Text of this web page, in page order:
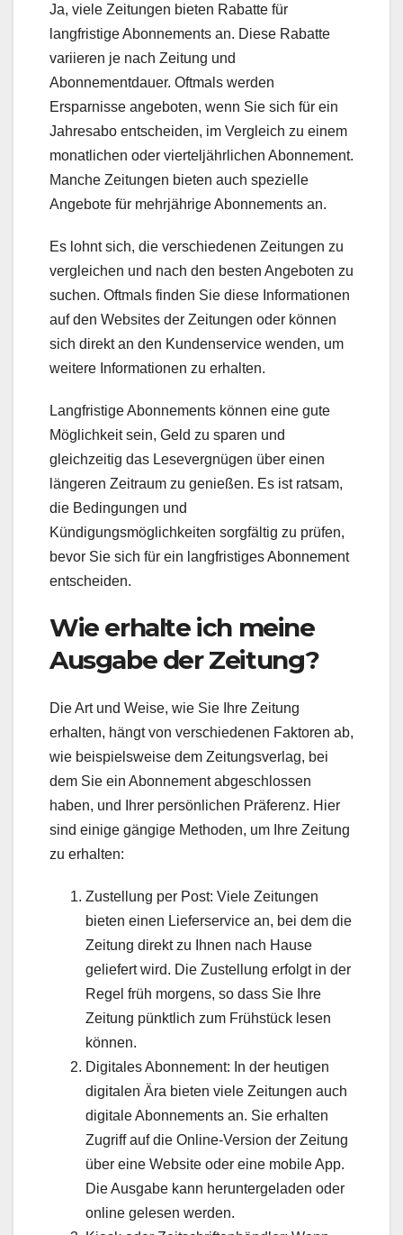
Ja, viele Zeitungen bieten Rabatte für
langfristige Abonnements an. Diese Rabatte
variieren je nach Zeitung und
Abonnementdauer. Oftmals werden
Ersparnisse angeboten, wenn Sie sich für ein
Jahresabo entscheiden, im Vergleich zu einem
monatlichen oder vierteljährlichen Abonnement.
Manche Zeitungen bieten auch spezielle
Angebote für mehrjährige Abonnements an.
Es lohnt sich, die verschiedenen Zeitungen zu
vergleichen und nach den besten Angeboten zu
suchen. Oftmals finden Sie diese Informationen
auf den Websites der Zeitungen oder können
sich direkt an den Kundenservice wenden, um
weitere Informationen zu erhalten.
Langfristige Abonnements können eine gute
Möglichkeit sein, Geld zu sparen und
gleichzeitig das Lesevergnügen über einen
längeren Zeitraum zu genießen. Es ist ratsam,
die Bedingungen und
Kündigungsmöglichkeiten sorgfältig zu prüfen,
bevor Sie sich für ein langfristiges Abonnement
entscheiden.
Wie erhalte ich meine
Ausgabe der Zeitung?
Die Art und Weise, wie Sie Ihre Zeitung
erhalten, hängt von verschiedenen Faktoren ab,
wie beispielsweise dem Zeitungsverlag, bei
dem Sie ein Abonnement abgeschlossen
haben, und Ihrer persönlichen Präferenz. Hier
sind einige gängige Methoden, um Ihre Zeitung
zu erhalten:
Zustellung per Post: Viele Zeitungen
bieten einen Lieferservice an, bei dem die
Zeitung direkt zu Ihnen nach Hause
geliefert wird. Die Zustellung erfolgt in der
Regel früh morgens, so dass Sie Ihre
Zeitung pünktlich zum Frühstück lesen
können.
Digitales Abonnement: In der heutigen
digitalen Ära bieten viele Zeitungen auch
digitale Abonnements an. Sie erhalten
Zugriff auf die Online-Version der Zeitung
über eine Website oder eine mobile App.
Die Ausgabe kann heruntergeladen oder
online gelesen werden.